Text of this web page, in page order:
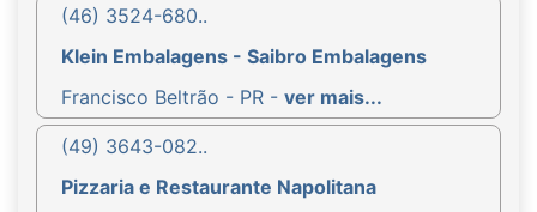
(46) 3524-680..
Klein Embalagens - Saibro Embalagens
Francisco Beltrão - PR - ver mais...
(49) 3643-082..
Pizzaria e Restaurante Napolitana